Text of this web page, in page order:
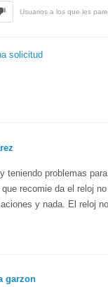
Usuarios a los que les
solicitud
teniendo problemas
recomie da el reloj
y nada. El reloj
garzon